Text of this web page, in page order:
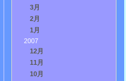
3月
2月
1月
2007
12月
11月
10月